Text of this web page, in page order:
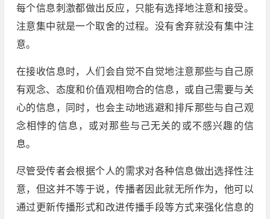
每个信息刺激都做出反应，只能有选择地注意和接受。
注意集中就是一个取舍的过程。没有舍弃就没有集中注
意。
在接收信息时，人们会自觉不自觉地注意那些与自己原
有观念、态度和价值观相吻合的信息，或自己需要与关
心的信息，同时，也会主动地逃避和排斥那些与自己观
念相悖的信息，或对那些与己无关的或不感兴趣的信
息。
尽管受传者会根据个人的需求对各种信息做出选择性注
意，但这并不等于说，传播者因此就无所作为，他可以
通过更新传播形式和改进传播手段等方式来强化信息的